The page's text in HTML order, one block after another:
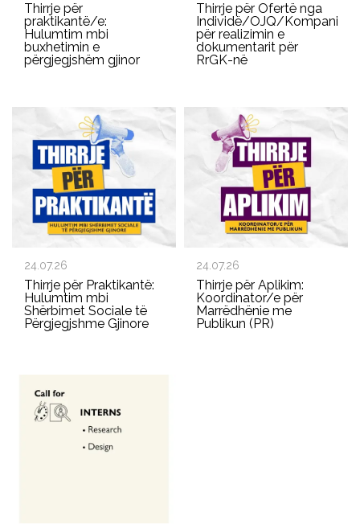
Thirrje për
praktikantë/e:
Hulumtim mbi
buxhetimin e
përgjegjshëm gjinor
Thirrje për Ofertë nga
Individë/OJQ/Kompani
për realizimin e
dokumentarit për
RrGK-në
24.07.26
Thirrje për Praktikantë:
Hulumtim mbi
Shërbimet Sociale të
Përgjegjshme Gjinore
24.07.26
Thirrje për Aplikim:
Koordinator/e për
Marrëdhënie me
Publikun (PR)